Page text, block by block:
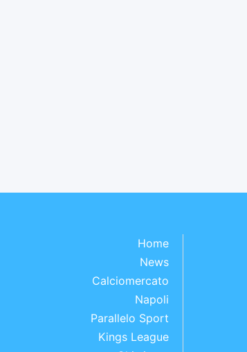
Home
News
Calciomercato
Napoli
Parallelo Sport
Kings League